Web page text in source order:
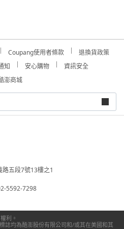
Coupang使用者條款
退換貨政策
知 安心購物
資訊安全
澎商城
五段7號13樓之1
5592-7298
利。
誌均為酷澎股份有限公司和/或其在美國和其